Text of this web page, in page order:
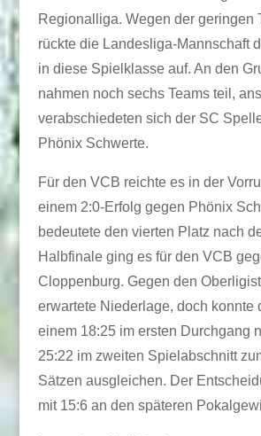
Regionalliga. Wegen der geringen
rückte die Landesliga-Mannschaft
in diese Spielklasse auf. An den
nahmen noch sechs Teams teil,
verabschiedeten sich der SC
Phönix Schwerte.
Für den VCB reichte es in der
einem 2:0-Erfolg gegen Phönix
bedeutete den vierten Platz nach
Halbfinale ging es für den VCB
Cloppenburg. Gegen den
erwartete Niederlage, doch konnte
einem 18:25 im ersten Durchgang
25:22 im zweiten Spielabschnitt
Sätzen ausgleichen. Der
mit 15:6 an den späteren